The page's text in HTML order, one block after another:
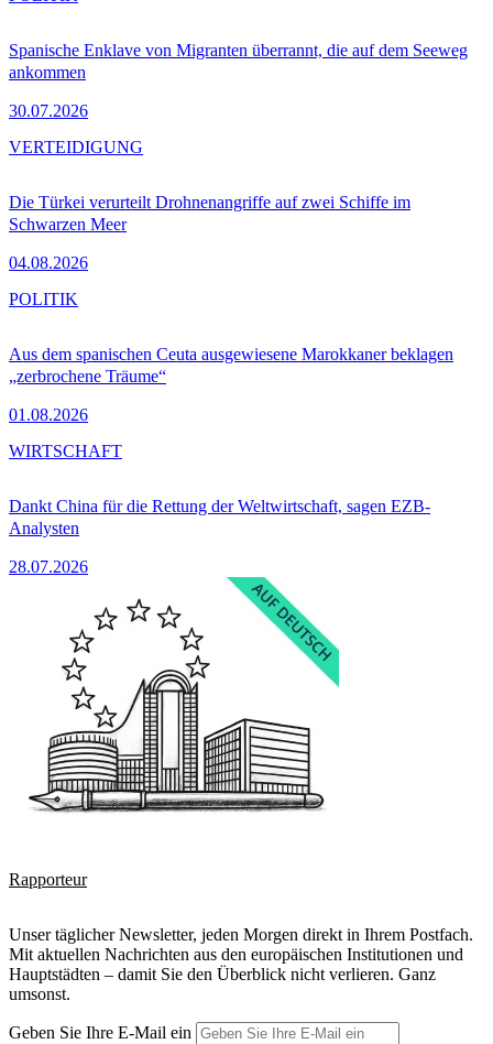
Spanische Enklave von Migranten überrannt, die auf dem Seeweg
ankommen
30.07.2026
Die Türkei verurteilt Drohnenangriffe auf zwei Schiffe im
Schwarzen Meer
04.08.2026
VERTEIDIGUNG
Aus dem spanischen Ceuta ausgewiesene Marokkaner beklagen
„zerbrochene Träume“
01.08.2026
POLITIK
Dankt China für die Rettung der Weltwirtschaft, sagen EZB-
Analysten
28.07.2026
WIRTSCHAFT
Rapporteur
Unser täglicher Newsletter, jeden Morgen direkt in Ihrem Postfach.
Mit aktuellen Nachrichten aus den europäischen Institutionen und
Hauptstädten – damit Sie den Überblick nicht verlieren. Ganz
umsonst.
Geben Sie Ihre E-Mail ein